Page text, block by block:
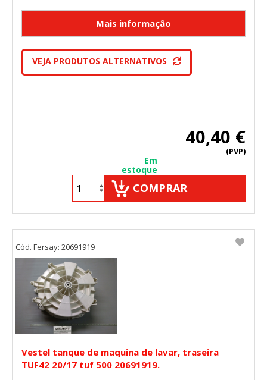
VEJA PRODUTOS ALTERNATIVOS
40,40 €
(PVP)
Em
estoque
COMPRAR
Vestel tanque de maquina de lavar, traseira
TUF42 20/17 tuf 500 20691919.
Cód. Fersay: 20691919